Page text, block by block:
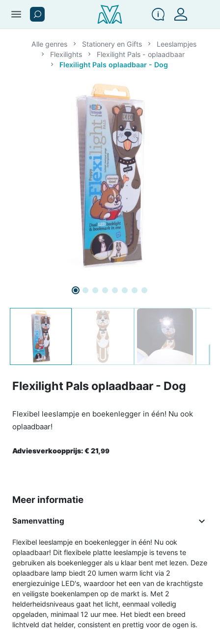
menu
Alle genres Stationery en Gifts
Leeslampjes
Flexilights
Flexilight Pals - oplaadbaar
Flexilight Pals oplaadbaar - Dog
Flexilight Pals oplaadbaar - Dog
Flexibel leeslampje en boekenlegger in één! Nu ook
oplaadbaar!
Adviesverkoopprijs:€ 21,99
Meer informatie
Samenvatting 
Flexibel leeslampje en boekenlegger in één! Nu ook
oplaadbaar! Dit flexibele platte leeslampje is tevens te
gebruiken als boekenlegger als u klaar bent met lezen. Deze
oplaadbare lamp biedt 20 lumen warm licht via 2
energiezuinige LED's, waardoor het een van de krachtigste
en veiligste boekenlampen op de markt is. Met 2
helderheidsniveaus gaat het licht, eenmaal volledig
opgeladen, minimaal 12 uur mee. Het biedt een breed
lichtveld dat helder, consistent en prettig voor de ogen is.